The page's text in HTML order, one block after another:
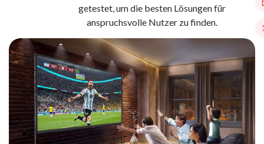
getestet, um die besten Lösungen für
anspruchsvolle Nutzer zu finden.